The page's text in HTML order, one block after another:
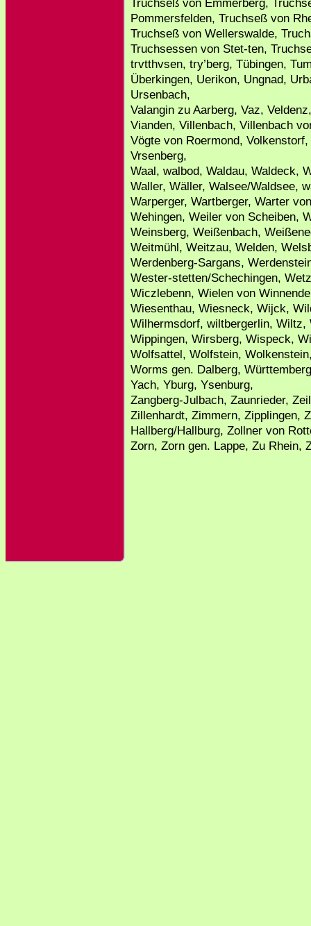
Truchseß von Emmerberg,
Pommersfelden, Truchseß von
Truchseß von Wellerswalde,
Truchsessen von Stet-ten,
trvtthvsen, try’berg, Tübingen,
Überkingen, Uerikon, Ungnad,
Ursenbach,
Valangin zu Aarberg, Vaz,
Vianden, Villenbach, Villenbach
Vögte von Roermond,
Vrsenberg,
Waal, walbod, Waldau, Waldeck,
Waller, Wäller, Walsee/Waldsee,
Warperger, Wartberger, Warter
Wehingen, Weiler von Scheiben,
Weinsberg, Weißenbach,
Weitmühl, Weitzau, Welden,
Werdenberg-Sargans,
Wester-stetten/Schechingen,
Wiczlebenn, Wielen von
Wiesenthau, Wiesneck, Wijck,
Wilhermsdorf, wiltbergerlin,
Wippingen, Wirsberg, Wispeck,
Wolfsattel, Wolfstein,
Worms gen. Dalberg,
Yach, Yburg, Ysenburg,
Zangberg-Julbach, Zaunrieder,
Zillenhardt, Zimmern, Zipplingen,
Hallberg/Hallburg, Zollner von
Zorn, Zorn gen. Lappe, Zu Rhein,